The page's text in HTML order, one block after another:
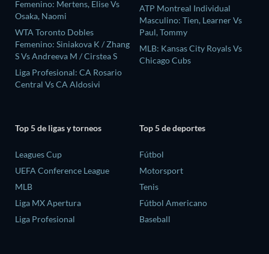
Femenino: Mertens, Elise Vs
Osaka, Naomi
WTA Toronto Dobles
Femenino: Siniakova K / Zhang
S Vs Andreeva M / Cirstea S
Liga Profesional: CA Rosario
Central Vs CA Aldosivi
ATP Montreal Individual
Masculino: Tien, Learner Vs
Paul, Tommy
MLB: Kansas City Royals Vs
Chicago Cubs
Top 5 de ligas y torneos
Leagues Cup
UEFA Conference League
MLB
Liga MX Apertura
Liga Profesional
Top 5 de deportes
Fútbol
Motorsport
Tenis
Fútbol Americano
Baseball